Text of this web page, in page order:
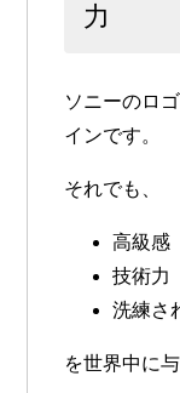
力
ソニーのロ
インです。
それでも、
高級感
技術力
洗練さ
を世界中に